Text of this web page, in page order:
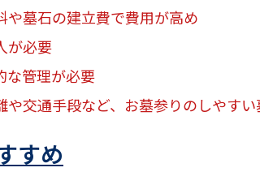
や墓石の建立費で費用が高め
が必要
な管理が必要
や交通手段など、お墓参りのしやす
すめ